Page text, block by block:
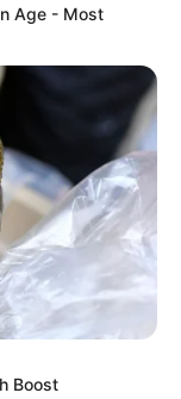
Age - Most
Boost